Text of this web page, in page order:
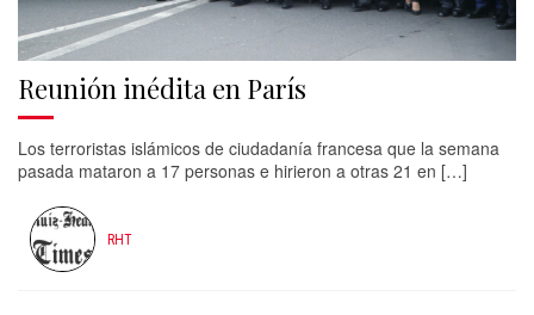
Reunión inédita en París
Los terroristas islámicos de ciudadanía francesa que la semana
pasada mataron a 17 personas e hirieron a otras 21 en […]
RHT